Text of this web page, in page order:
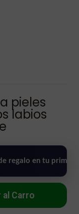
pieles
labios
en tu primera
al Carro